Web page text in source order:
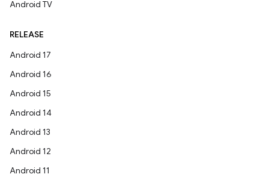
Android TV
RELEASE
Android 17
Android 16
Android 15
Android 14
Android 13
Android 12
Android 11